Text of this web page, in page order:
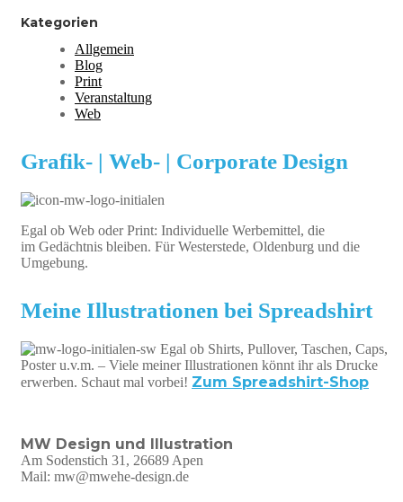
Kategorien
Allgemein
Blog
Print
Veranstaltung
Web
Grafik- | Web- | Corporate Design
Egal ob Web oder Print: Individuelle Werbemittel, die
im Gedächtnis bleiben. Für Westerstede, Oldenburg und die
Umgebung.
Meine Illustrationen bei Spreadshirt
Egal ob Shirts, Pullover, Taschen, Caps,
Poster u.v.m. – Viele meiner Illustrationen könnt ihr als Drucke
erwerben. Schaut mal vorbei! Zum Spreadshirt-Shop
MW Design und Illustration
Am Sodenstich 31, 26689 Apen
Mail: mw@mwehe-design.de